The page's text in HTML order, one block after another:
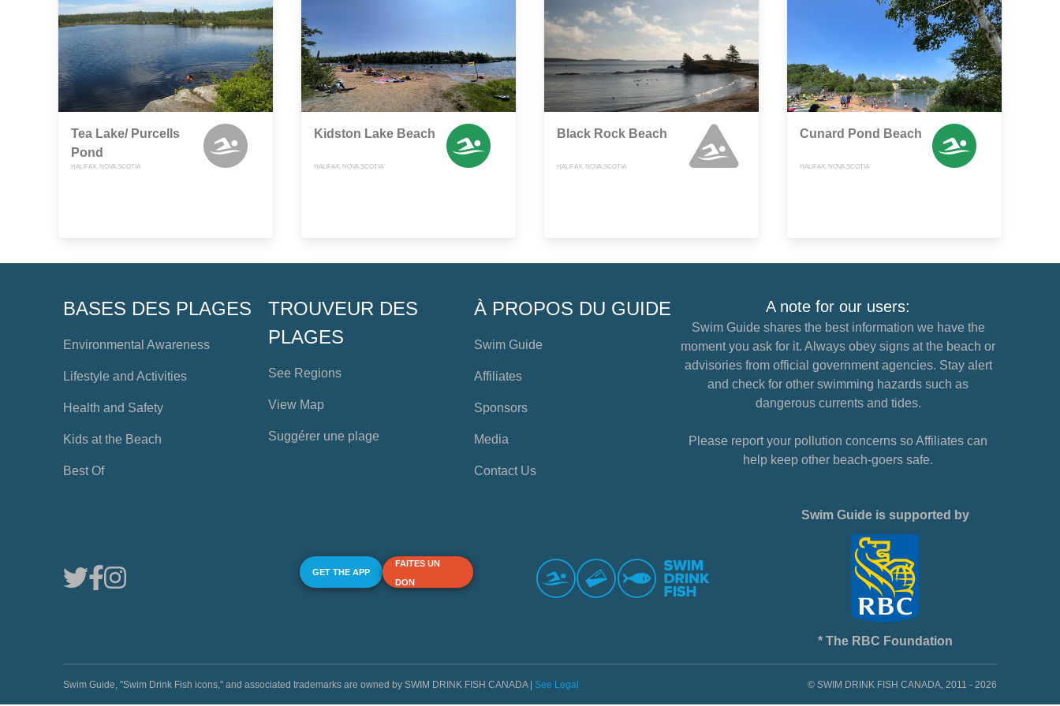
Tea Lake/ Purcells
Pond
HALIFAX, NOVA SCOTIA
Kidston Lake Beach
HALIFAX, NOVA SCOTIA
Black Rock Beach
HALIFAX, NOVA SCOTIA
Cunard Pond Beach
HALIFAX, NOVA SCOTIA
BASES DES PLAGES
Environmental Awareness
Lifestyle and Activities
Health and Safety
Kids at the Beach
Best Of
TROUVEUR DES
PLAGES
See Regions
View Map
Suggérer une plage
À PROPOS DU GUIDE
Swim Guide
Affiliates
Sponsors
Media
Contact Us
A note for our users:
Swim Guide shares the best information we have the
moment you ask for it. Always obey signs at the beach or
advisories from official government agencies. Stay alert
and check for other swimming hazards such as
dangerous currents and tides.
Please report your pollution concerns so Affiliates can
help keep other beach-goers safe.
GET THE APP
FAITES UN
DON
Swim Guide is supported by
* The RBC Foundation
Swim Guide, "Swim Drink Fish icons," and associated trademarks are owned by SWIM DRINK FISH CANADA | See Legal © SWIM DRINK FISH CANADA, 2011 - 2026